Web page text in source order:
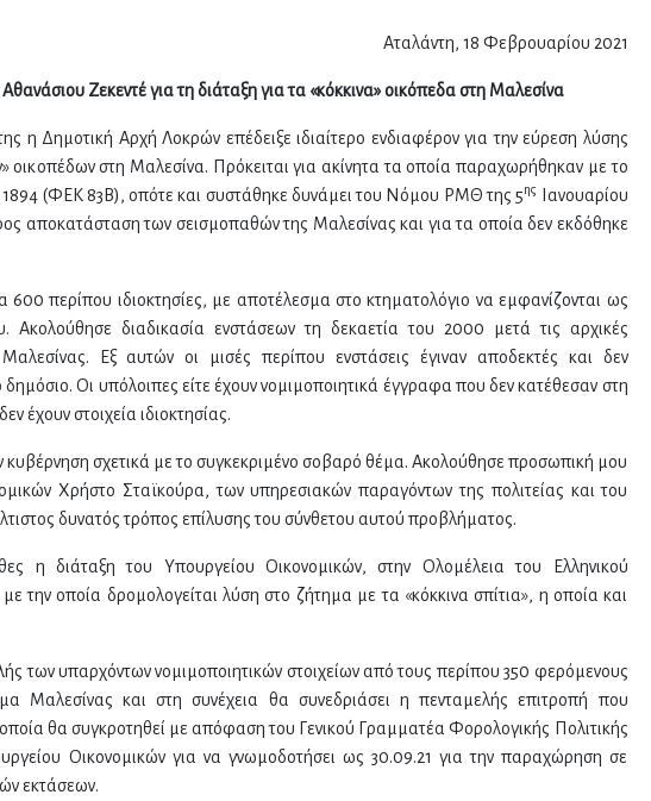
Αταλάντη, 18 Φεβρουαρίου 2021
Ζεκεντέ για τη διάταξη για τα «κόκκινα» οικόπεδα στη Μαλεσίνα
η Δημοτική Αρχή Λοκρών επέδειξε ιδιαίτερο ενδιαφέρον για την εύρεση λύσης
οικοπέδων στη Μαλεσίνα. Πρόκειται για ακίνητα τα οποία παραχωρήθηκαν με το
1894 (ΦΕΚ 83Β), οπότε και συστάθηκε δυνάμει του Νόμου ΡΜΘ της 5ης Ιανουαρίου
αποκατάσταση των σεισμοπαθών της Μαλεσίνας και για τα οποία δεν εκδόθηκε
600 περίπου ιδιοκτησίες, με αποτέλεσμα στο κτηματολόγιο να εμφανίζονται ως
Ακολούθησε διαδικασία ενστάσεων τη δεκαετία του 2000 μετά τις αρχικές
Εξ αυτών οι μισές περίπου ενστάσεις έγιναν αποδεκτές και δεν
δημόσιο. Οι υπόλοιπες είτε έχουν νομιμοποιητικά έγγραφα που δεν κατέθεσαν στη
έχουν στοιχεία ιδιοκτησίας.
σχετικά με το συγκεκριμένο σοβαρό θέμα. Ακολούθησε προσωπική μου
Χρήστο Σταϊκούρα, των υπηρεσιακών παραγόντων της πολιτείας και του
δυνατός τρόπος επίλυσης του σύνθετου αυτού προβλήματος.
η διάταξη του Υπουργείου Οικονομικών, στην Ολομέλεια του Ελληνικού
την οποία δρομολογείται λύση στο ζήτημα με τα «κόκκινα σπίτια», η οποία και
των υπαρχόντων νομιμοποιητικών στοιχείων από τους περίπου 350 φερόμενους
Μαλεσίνας και στη συνέχεια θα συνεδριάσει η πενταμελής επιτροπή που
θα συγκροτηθεί με απόφαση του Γενικού Γραμματέα Φορολογικής Πολιτικής
Οικονομικών για να γνωμοδοτήσει ως 30.09.21 για την παραχώρηση σε
εκτάσεων.